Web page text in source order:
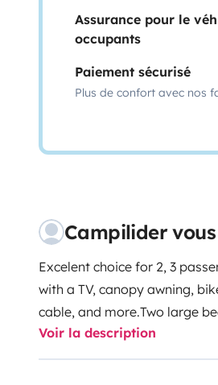
Assurance pour le
occupants
Paiement sécurisé
Plus de confort avec nos
Campilider
Excelent choice for 2, 3
with a TV, canopy awning,
cable, and more.Two large
a comfortable seating and
seats.The practical kitchen
Voir la description